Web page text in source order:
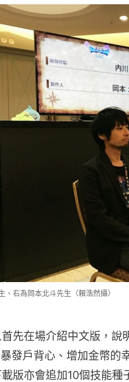
、右為岡本北斗先生（賴浩然攝）
先在場介紹中文版，說
發戶背心、增加金幣的
版亦會追加10個技能